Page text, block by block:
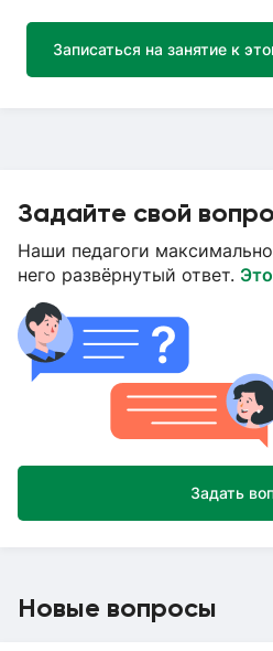
Записаться на занятие к
Задайте свой
Наши педагоги
него развёрнутый ответ.
Задать
Новые вопросы